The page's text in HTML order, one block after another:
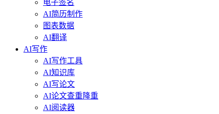
电子签名
AI简历制作
图表数据
AI翻译
AI写作
AI写作工具
AI知识库
AI写论文
AI论文查重降重
AI阅读器